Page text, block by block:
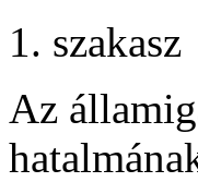
1. szakasz
Az